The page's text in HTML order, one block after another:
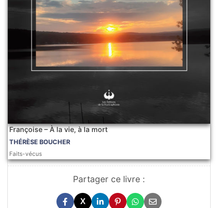
Françoise – À la vie, à la mort
THÉRÈSE BOUCHER
Faits-vécus
Partager ce livre :
X